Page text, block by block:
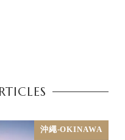
沖繩-OKINAWA